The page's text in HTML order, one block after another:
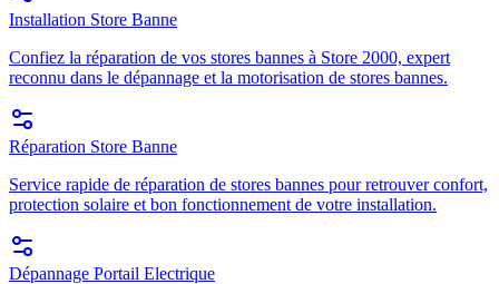
Installation Store Banne
Confiez la réparation de vos stores bannes à Store 2000, expert
reconnu dans le dépannage et la motorisation de stores bannes.
Réparation Store Banne
Service rapide de réparation de stores bannes pour retrouver confort,
protection solaire et bon fonctionnement de votre installation.
Dépannage Portail Electrique